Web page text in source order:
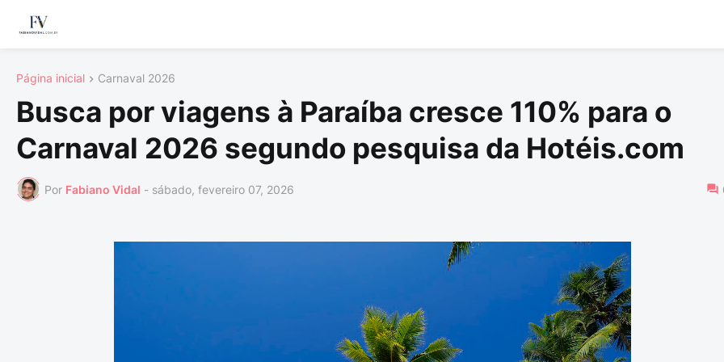
Página inicial Carnaval 2026
Busca por viagens à Paraíba cresce 110% para o
Carnaval 2026 segundo pesquisa da Hotéis.com
Por Fabiano Vidal - sábado, fevereiro 07, 2026